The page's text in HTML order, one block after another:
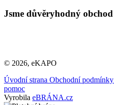
Jsme důvěryhodný obchod
© 2026, eKAPO
Úvodní strana Obchodní podmínky
pomoc
Vyrobila eBRÁNA.cz